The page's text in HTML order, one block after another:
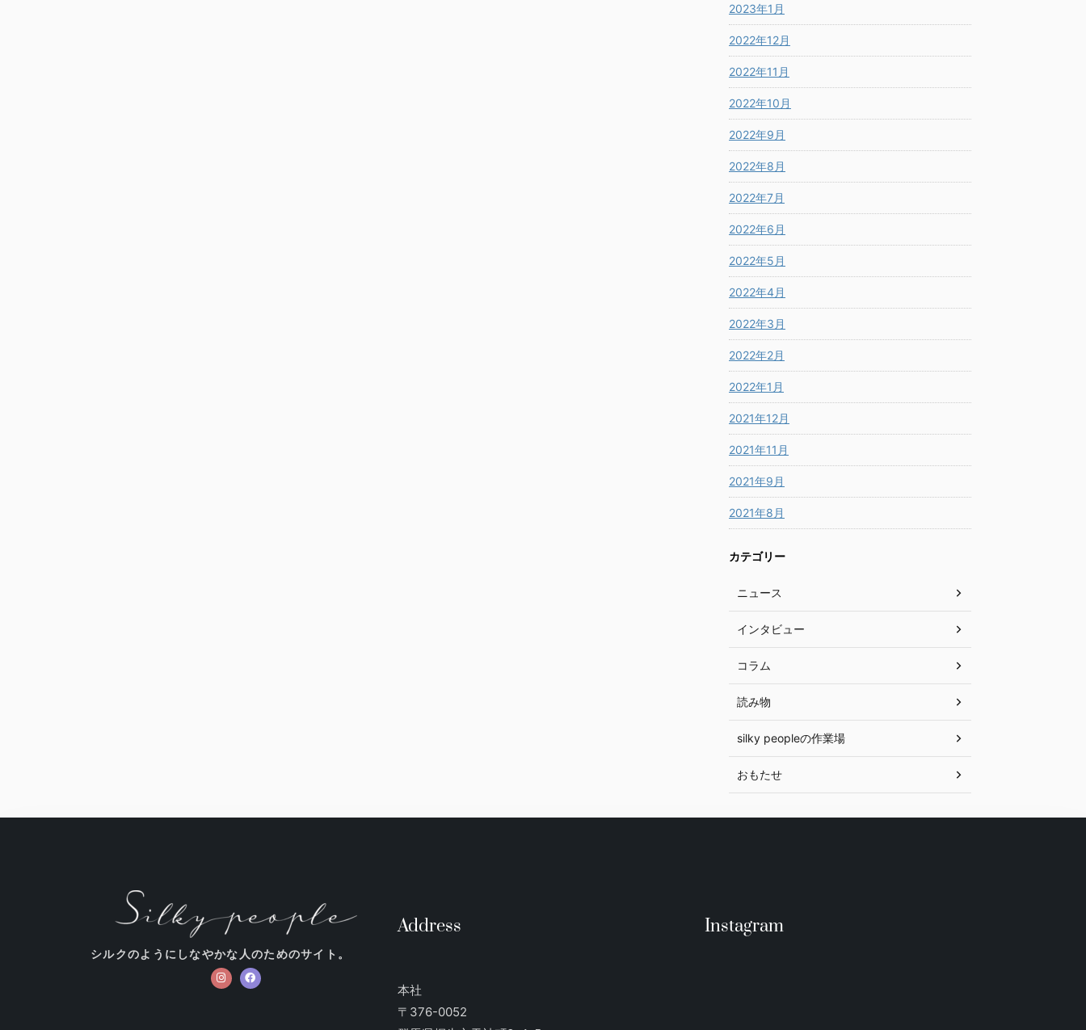
2023年1月
2022年12月
2022年11月
2022年10月
2022年9月
2022年8月
2022年7月
2022年6月
2022年5月
2022年4月
2022年3月
2022年2月
2022年1月
2021年12月
2021年11月
2021年9月
2021年8月
カテゴリー
ニュース
インタビュー
コラム
読み物
silky peopleの作業場
おもたせ
シルクのようにしなやかな人のためのサイト。
Address
本社
〒376-0052
Instagram